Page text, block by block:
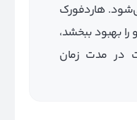
هاردفورک
بهبود ببخشد،
در مدت زمان